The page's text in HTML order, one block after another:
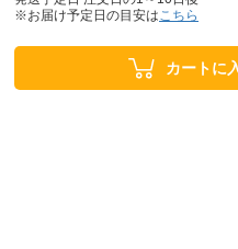
※お届け予定日の目安はこちら
カートに